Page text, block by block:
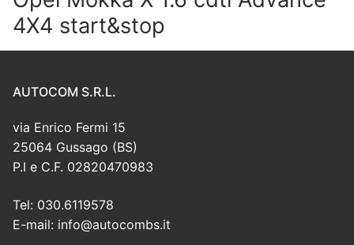
4X4 start&stop
AUTOCOM S.R.L.
via Enrico Fermi 15
25064 Gussago (BS)
P.I e C.F. 02820470983
Tel: 030.6119578
E-mail: info@autocombs.it